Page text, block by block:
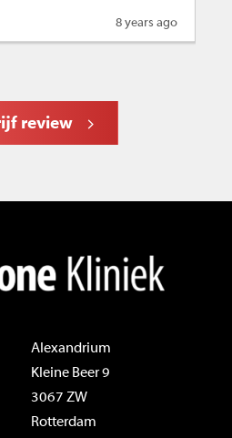
8 years ago
review
Alexandrium
Kleine Beer 9
3067 ZW
Rotterdam